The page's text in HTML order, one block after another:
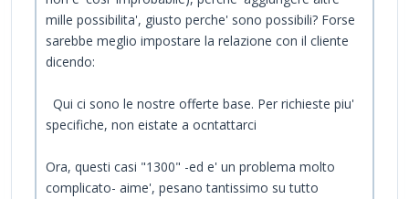
mille possibilita', giusto perche' sono possibili? Forse
sarebbe meglio impostare la relazione con il cliente
dicendo:
Qui ci sono le nostre offerte base. Per richieste piu'
specifiche, non eistate a ocntattarci
Ora, questi casi "1300" -ed e' un problema molto
complicato- aime', pesano tantissimo su tutto